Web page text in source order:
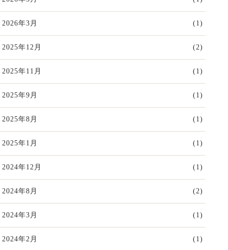
2026年3月 (1)
2025年12月 (2)
2025年11月 (1)
2025年9月 (1)
2025年8月 (1)
2025年1月 (1)
2024年12月 (1)
2024年8月 (2)
2024年3月 (1)
2024年2月 (1)